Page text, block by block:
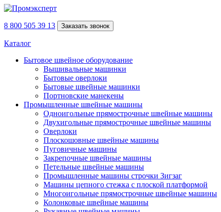
8 800 505 39 13 Заказать звонок
Каталог
Бытовое швейное оборудование
Вышивальные машинки
Бытовые оверлоки
Бытовые швейные машинки
Портновские манекены
Промышленные швейные машины
Одноигольные прямострочные швейные машины
Двухигольные прямострочные швейные машины
Оверлоки
Плоскошовные швейные машины
Пуговичные машины
Закрепочные швейные машины
Петельные швейные машины
Промышленные машины строчки Зигзаг
Машины цепного стежка с плоской платформой
Многоигольные прямострочные швейные машины
Колонковые швейные машины